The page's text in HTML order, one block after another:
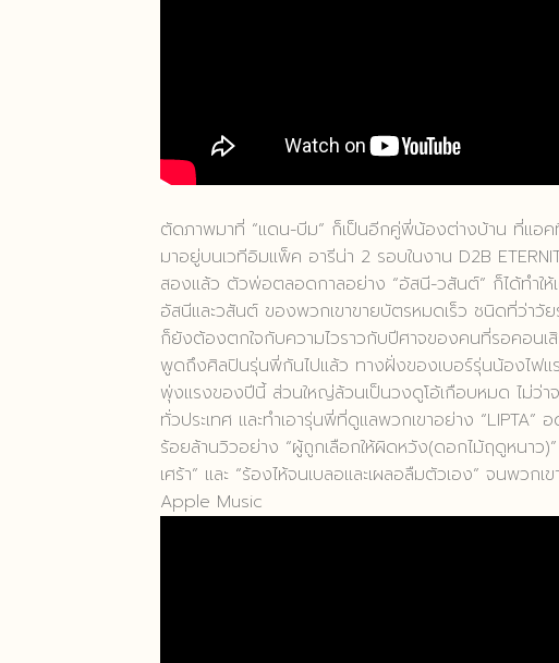
ตัดภาพมาที่ “แดน-บีม” ก็เป็นอีกคู่พี่น้องต่างบ้าน ที่แอค
มาอยู่บนเวทีอิมแพ็ค อารีน่า 2 รอบในงาน D2B
สองแล้ว ตัวพ่อตลอดกาลอย่าง “อัสนี-วสันต์” ก็ได้ทำให้
อัสนีและวสันต์ ของพวกเขาขายบัตรหมดเร็ว ชนิดที่ว่า
ก็ยังต้องตกใจกับความไวราวกับปีศาจของคนที่รอคอนเ
พูดถึงศิลปินรุ่นพี่กันไปแล้ว ทางฝั่งของเบอร์รุ่นน้องไฟแ
พุ่งแรงของปีนี้ ส่วนใหญ่ล้วนเป็นวงดูโอ้เกือบหมด ไม่ว่า
ทั่วประเทศ และทำเอารุ่นพี่ที่ดูแลพวกเขาอย่าง
ร้อยล้านวิวอย่าง “ผู้ถูกเลือกให้ผิดหวัง(ดอกไม้ฤดูหนาว
เศร้า” และ “ร้องไห้จนเบลอและเผลอลืมตัวเอง” จน
Apple Music